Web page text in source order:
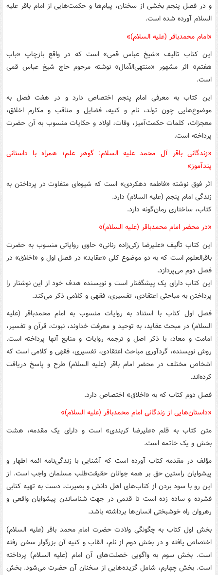
و در فصل پنجم بخشی از سخنان، پیام‌ها و حکمت‌هایی از امام باقر علیه
السلام آورده شده است.
«امام محمدباقر (علیه السلام)»
این کتاب تالیف «شیخ عباس قمی» است که در واقع بازچاپ «باب
هفتم» اثر مشهور «منتهی‌الآمال» نوشته مرحوم حاج شیخ عباس قمی
است.
این کتاب به معرفی امام پنجم اختصاص دارد و در هفت فصل به
موضوع‌هایی چون تولد، نام و کنیه، فضایل و مناقب و مکارم اخلاق،
معجزات، کلمات حکمت‌آمیز، وفات، اولاد و حکایات منسوب به آن حضرت
پرداخته است.
«زندگانی باقر آل محمد علیه السلام: گوهر علم؛ همراه با داستانی
پندآموز»
اثر فوق نوشته «فاطمه دهکردی» است که شیوه‌ای متفاوت در پرداختن به
زندگی امام پنجم (علیه السلام) دارد.
کتاب، ساختاری رمان‌گونه دارد.
«در محضر امام محمدباقر (علیه السلام)»
این کتاب تألیف «علیرضا زکی‌زاده رنانی» حاوی روایاتی منسوب به حضرت
باقرالعلوم است که به دو موضوع‌ کلی «عقاید» در فصل اول و «اخلاق» در
فصل دوم می‌پردازد.
این کتاب دارای یک پیشگفتار است و نویسنده هدف خود از این نوشتار را
پرداختن به مباحثی اعتقادی، تفسیری، فقهی و کلامی ذکر می‌کند.
فصل اول کتاب با استناد به روایات منسوب به امام محمدباقر (علیه
السلام) در مبحث عقاید، به توحید و معرفت خداوند، نبوت، قرآن و تفسیر،
امامت و معاد، با ذکر اصل و ترجمه روایات و منابع آنها پرداخته است.
روش نویسنده، گردآوری مباحث اعتقادی، تفسیری، فقهی و کلامی است که
اشخاص مختلف در محضر امام باقر (علیه السلام) طرح و پاسخ دریافت
کرده‌اند.
فصل دوم کتاب که به «اخلاق» اختصاص دارد.
«داستان‌هایی از زندگانی امام محمدباقر (علیه السلام)»
متن کتاب به قلم «علیرضا کربندی» است و دارای یک مقدمه، هشت
بخش و یک خاتمه است.
مؤلف در مقدمه کتاب آورده است که آشنایی با زندگی‌نامه ائمه اطهار و
پیشوایان راستین حق بر همه‌ جوانان حقیقت‌طلب مسلمان واجب است. از
این رو با سود بردن از کتاب‌های اهل دانش و بصیرت، دست به تهیه کتابی
فشرده و ساده زده است تا قدمی در جهت شناساندن پیشوایان واقعی و
رهروان راه خوشبختی انسان‌ها برداشته باشد.
بخش اول کتاب به چگونگی ولادت حضرت امام محمد باقر (علیه السلام)
اختصاص یافته و در بخش دوم از نام، القاب و کنیه آن بزرگوار سخن رفته
است. بخش سوم به واگویی خصلت‌های آن امام (علیه السلام) پرداخته
است. بخش چهارم، شامل گزیده‌هایی از سخنان آن حضرت می‌شود. بخش